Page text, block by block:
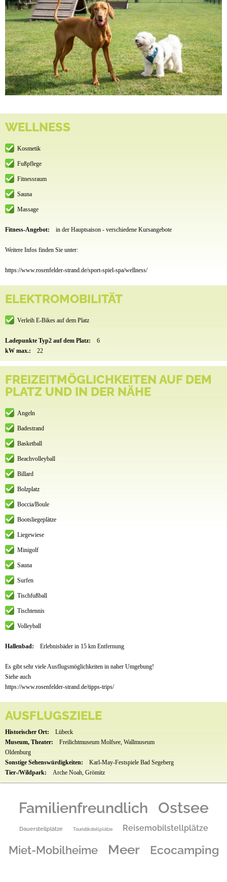
WELLNESS
Kosmetik
Fußpflege
Fitnessraum
Sauna
Massage
Fitness-Angebot: in der Hauptsaison - verschiedene Kursangebote
Weitere Infos finden Sie unter:
https://www.rosenfelder-strand.de/sport-spiel-spa/wellness/
ELEKTROMOBILITÄT
Verleih E-Bikes auf dem Platz
Ladepunkte Typ2 auf dem Platz:
6
kW max.:
22
FREIZEITMÖGLICHKEITEN AUF DEM
PLATZ UND IN DER NÄHE
Angeln
Badestrand
Basketball
Beachvolleyball
Billard
Bolzplatz
Boccia/Boule
Bootsliegeplätze
Liegewiese
Minigolf
Sauna
Surfen
Tischfußball
Tischtennis
Volleyball
Hallenbad: Erlebnisbäder in 15 km Entfernung
Es gibt sehr viele Ausflugsmöglichkeiten in naher Umgebung!
Siehe auch
https://www.rosenfelder-strand.de/tipps-trips/
AUSFLUGSZIELE
Historischer Ort:
Lübeck
Museum, Theater:
Freilichtmuseum Molfsee, Wallmuseum
Oldenburg
Sonstige Sehenswürdigkeiten:
Karl-May-Festspiele Bad Segeberg
Tier-/Wildpark:
Arche Noah, Grömitz
Familienfreundlich Ostsee
Dauerstellplätze Touristikstellplätze Reisemobilstellplätze
Miet-Mobilheime Meer Ecocamping